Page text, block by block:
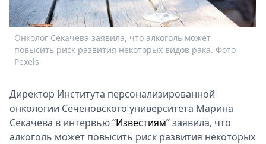
Выборы
2026
Скачай
Metro
Онколог Секачева заявила, что алкоголь может
повысить риск развития некоторых видов рака. Фото
Pexels
Директор Института персонализированной
онкологии Сеченовского университета Марина
Секачева в интервью“Известиям”заявила, что
алкоголь может повысить риск развития некоторых